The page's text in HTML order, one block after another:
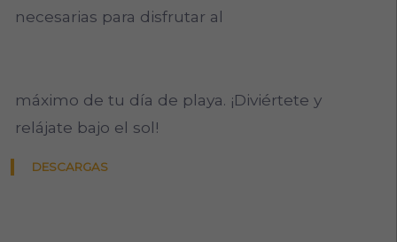
necesarias para disfrutar al
máximo de tu día de playa. ¡Diviértete y
relájate bajo el sol!
DESCARGAS